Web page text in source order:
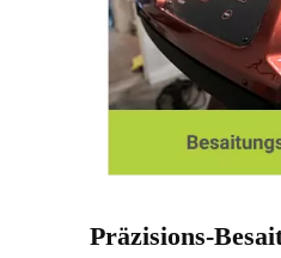
Präzisions-